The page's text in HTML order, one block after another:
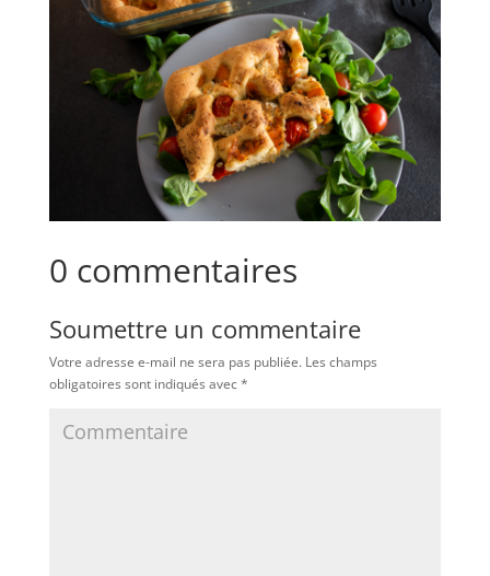
0 commentaires
Soumettre un commentaire
Votre adresse e-mail ne sera pas publiée.Les champs
obligatoires sont indiqués avec*